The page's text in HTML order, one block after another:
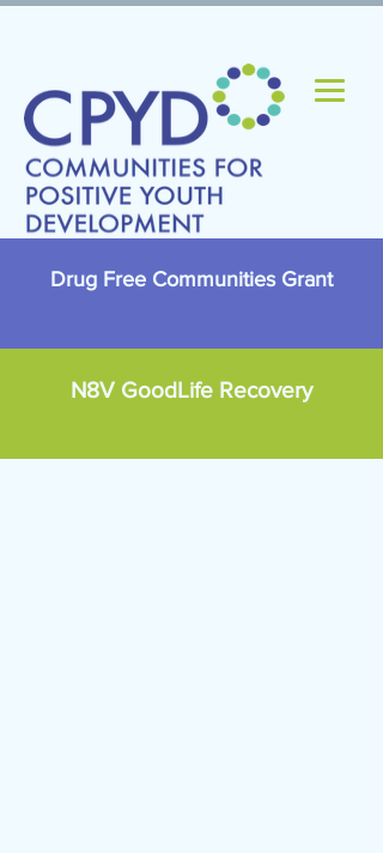
Drug Free Communities Grant
N8V GoodLife Recovery